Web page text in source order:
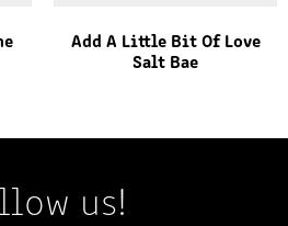
Add A Little Bit Of Love
Salt Bae
us!